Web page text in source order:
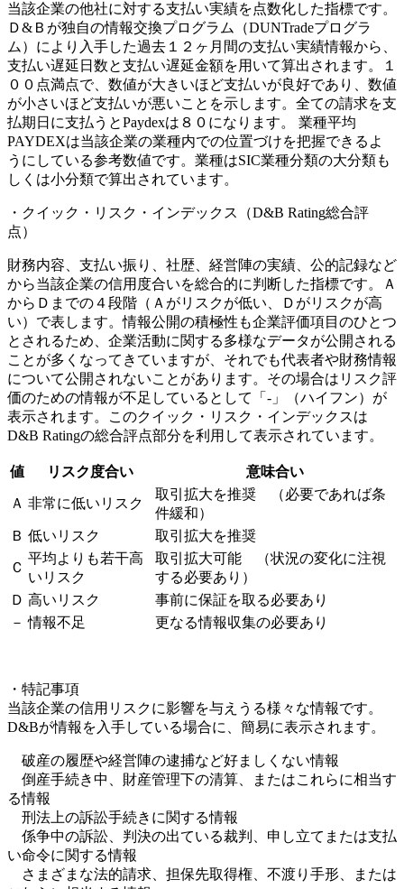
当該企業の他社に対する支払い実績を点数化した指標です。
Ｄ&Ｂが独自の情報交換プログラム（DUNTradeプログラ
ム）により入手した過去１２ヶ月間の支払い実績情報から、
支払い遅延日数と支払い遅延金額を用いて算出されます。１
００点満点で、数値が大きいほど支払いが良好であり、数値
が小さいほど支払いが悪いことを示します。全ての請求を支
払期日に支払うとPaydexは８０になります。 業種平均
PAYDEXは当該企業の業種内での位置づけを把握できるよ
うにしている参考数値です。業種はSIC業種分類の大分類も
しくは小分類で算出されています。
・クイック・リスク・インデックス（D&B Rating総合評
点）
財務内容、支払い振り、社歴、経営陣の実績、公的記録など
から当該企業の信用度合いを総合的に判断した指標です。Ａ
からＤまでの４段階（Ａがリスクが低い、Ｄがリスクが高
い）で表します。情報公開の積極性も企業評価項目のひとつ
とされるため、企業活動に関する多様なデータが公開される
ことが多くなってきていますが、それでも代表者や財務情報
について公開されないことがあります。その場合はリスク評
価のための情報が不足しているとして「‐」（ハイフン）が
表示されます。このクイック・リスク・インデックスは
D&B Ratingの総合評点部分を利用して表示されています。
値 リスク度合い 意味合い
Ａ 非常に低いリスク
取引拡大を推奨 （必要であれば条
件緩和）
Ｂ 低いリスク 取引拡大を推奨
Ｃ
平均よりも若干高
いリスク
取引拡大可能 （状況の変化に注視
する必要あり）
Ｄ 高いリスク
事前に保証を取る必要あり
－ 情報不足 更なる情報収集の必要あり
・特記事項
当該企業の信用リスクに影響を与えうる様々な情報です。
D&Bが情報を入手している場合に、簡易に表示されます。
破産の履歴や経営陣の逮捕など好ましくない情報
倒産手続き中、財産管理下の清算、またはこれらに相当す
る情報
刑法上の訴訟手続きに関する情報
係争中の訴訟、判決の出ている裁判、申し立てまたは支払
い命令に関する情報
さまざまな法的請求、担保先取得権、不渡り手形、または